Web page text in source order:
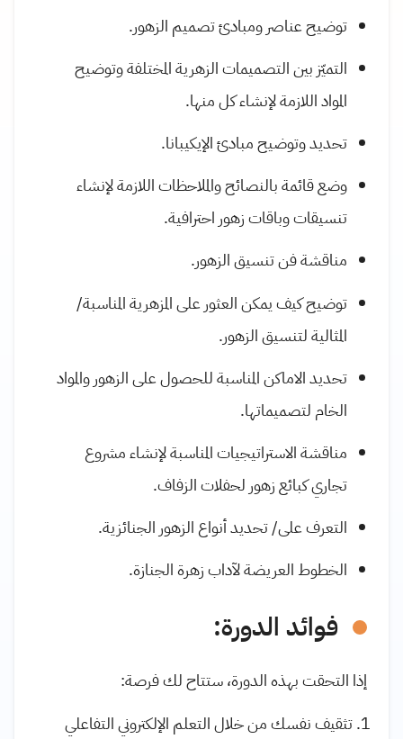
توضيح عناصر ومبادئ تصميم الزهور.
التميّز بين التصميمات الزهرية المختلفة وتوضيح
المواد اللازمة لإنشاء كل منها.
تحديد وتوضيح مبادئ الإيكيبانا.
وضع قائمة بالنصائح والملاحظات اللازمة لإنشاء
تنسيقات وباقات زهور احترافية.
مناقشة فن تنسيق الزهور.
توضيح كيف يمكن العثور على المزهرية المناسبة/
المثالية لتنسيق الزهور.
تحديد الاماكن المناسبة للحصول على الزهور والمواد
الخام لتصميماتها.
مناقشة الاستراتيجيات المناسبة لإنشاء مشروع
تجاري كبائع زهور لحفلات الزفاف.
التعرف على/ تحديد أنواع الزهور الجنائزية.
الخطوط العريضة لآداب زهرة الجنازة.
فوائد الدورة:
إذا التحقت بهذه الدورة، ستتاح لك فرصة:
تثقيف نفسك من خلال التعلم الإلكتروني التفاعلي